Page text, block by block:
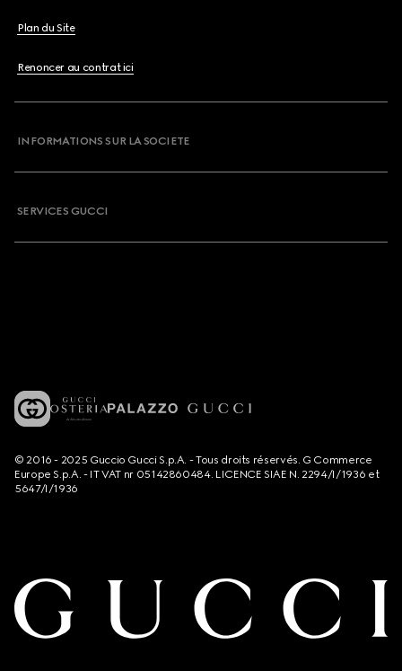
Plan du Site
Renoncer au contrat ici
INFORMATIONS SUR LA SOCIETE
SERVICES GUCCI
© 2016 - 2025 Guccio Gucci S.p.A. - Tous droits réservés. G Commerce
Europe S.p.A. - IT VAT nr 05142860484. LICENCE SIAE N. 2294/I/1936 et
5647/I/1936